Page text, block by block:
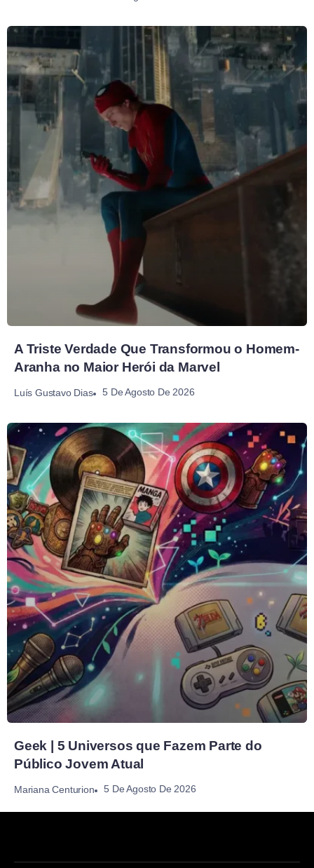
A Triste Verdade Que Transformou o Homem-
Aranha no Maior Herói da Marvel
Luís Gustavo Dias 5 De Agosto De 2026
Geek | 5 Universos que Fazem Parte do
Público Jovem Atual
Mariana Centurion 5 De Agosto De 2026